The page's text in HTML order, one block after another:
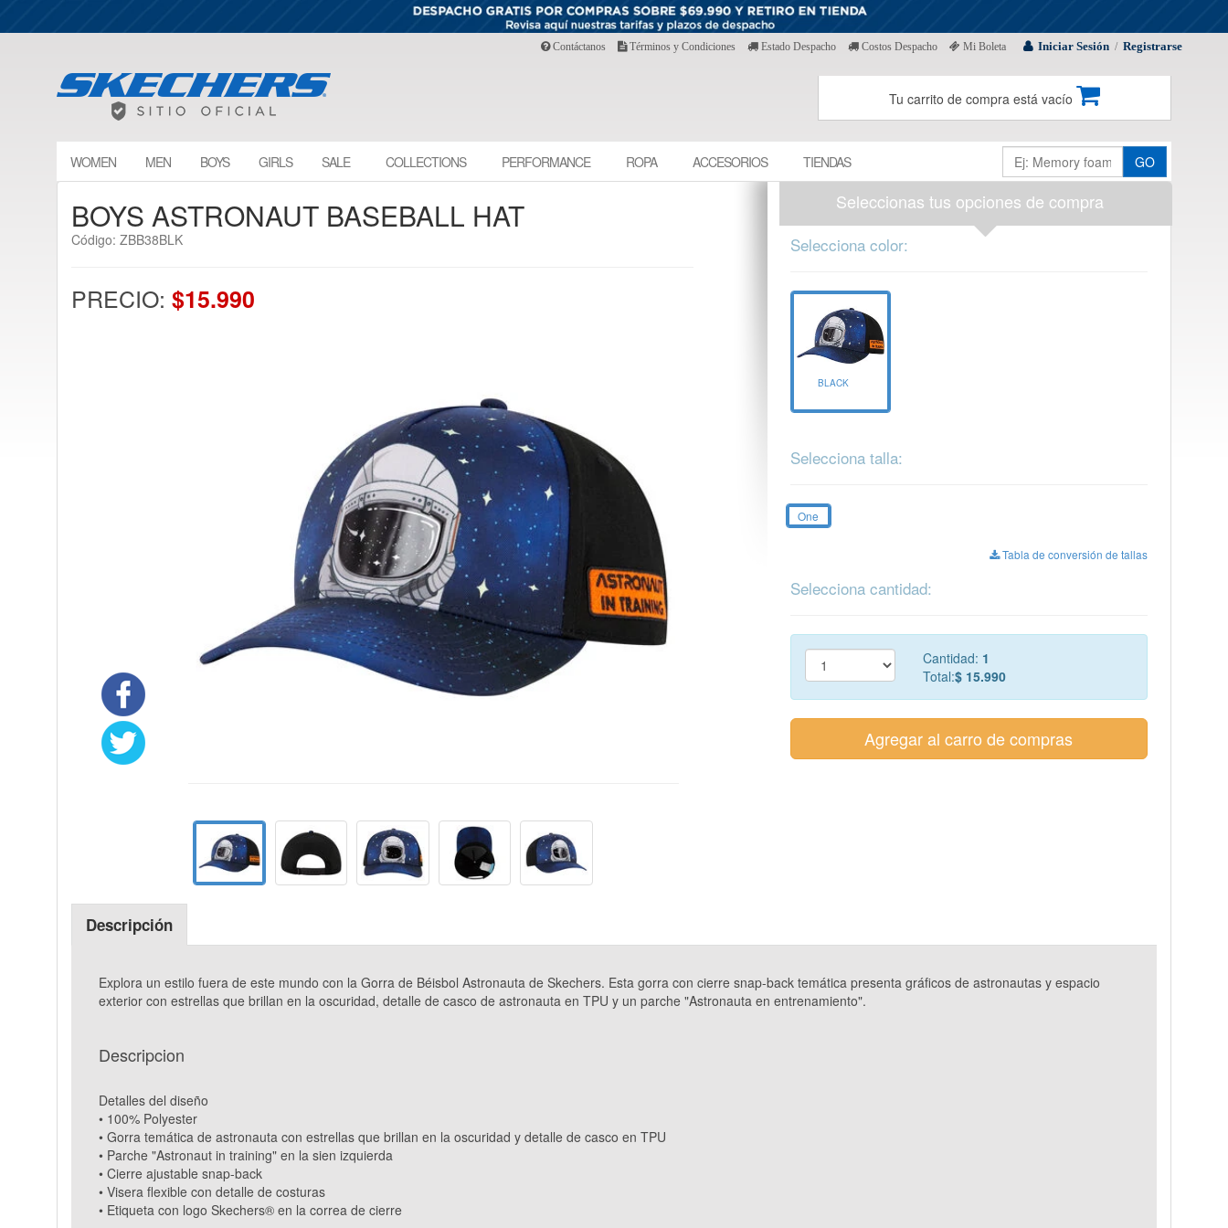
Iniciar Sesión / Registrarse
Contáctanos Términos y Condiciones Estado Despacho Costos Despacho Mi Boleta
Tu carrito de compra está vacío
WOMEN MEN BOYS GIRLS SALE COLLECTIONS PERFORMANCE ROPA ACCESORIOS TIENDAS GO
BOYS ASTRONAUT BASEBALL HAT
Código: ZBB38BLK
PRECIO: $15.990
Seleccionas tus opciones de compra
Selecciona color:
BLACK
Selecciona talla:
One
Tabla de conversión de tallas
Selecciona cantidad:
Cantidad: 1
Total:$ 15.990
Agregar al carro de compras
Descripción
Explora un estilo fuera de este mundo con la Gorra de Béisbol Astronauta de Skechers. Esta gorra con cierre snap-back temática presenta gráficos de astronautas y espacio
exterior con estrellas que brillan en la oscuridad, detalle de casco de astronauta en TPU y un parche "Astronauta en entrenamiento".
Descripcion
Detalles del diseño
• 100% Polyester
• Gorra temática de astronauta con estrellas que brillan en la oscuridad y detalle de casco en TPU
• Parche "Astronaut in training" en la sien izquierda
• Cierre ajustable snap-back
• Visera flexible con detalle de costuras
• Etiqueta con logo Skechers® en la correa de cierre